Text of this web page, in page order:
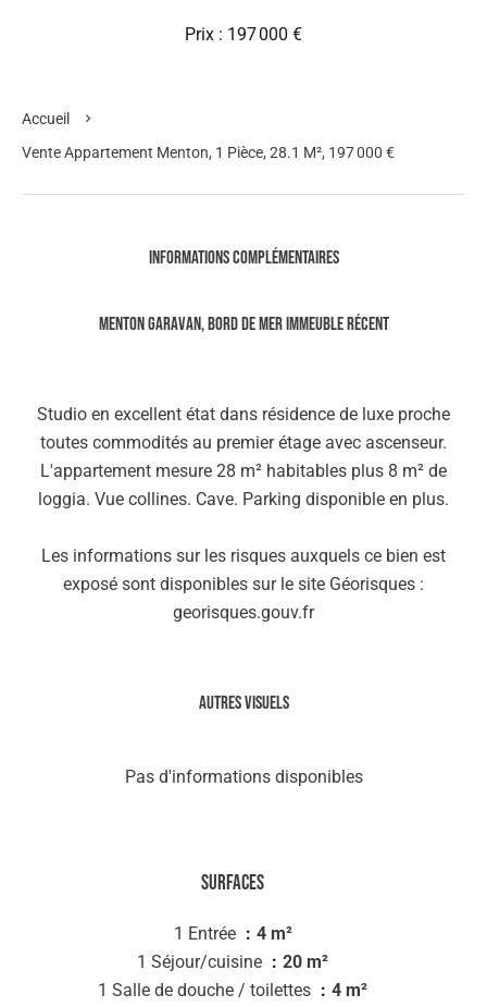
Prix : 197 000 €
Accueil
Vente Appartement Menton, 1 Pièce, 28.1 M², 197 000 €
Informations complémentaires
Menton Garavan, bord de mer immeuble récent
Studio en excellent état dans résidence de luxe proche
toutes commodités au premier étage avec ascenseur.
L'appartement mesure 28 m² habitables plus 8 m² de
loggia. Vue collines. Cave. Parking disponible en plus.
Les informations sur les risques auxquels ce bien est
exposé sont disponibles sur le site Géorisques :
georisques.gouv.fr
Autres visuels
Pas d'informations disponibles
Surfaces
1 Entrée
4 m²
1 Séjour/cuisine
20 m²
1 Salle de douche / toilettes
4 m²